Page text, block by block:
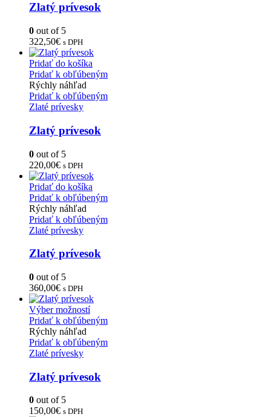
Zlatý prívesok
0 out of 5
322,50€ s DPH
Pridať do košíka
Pridať k obľúbeným
Rýchly náhľad
Pridať k obľúbeným
Zlaté prívesky
Zlatý prívesok
0 out of 5
220,00€ s DPH
Pridať do košíka
Pridať k obľúbeným
Rýchly náhľad
Pridať k obľúbeným
Zlaté prívesky
Zlatý prívesok
0 out of 5
360,00€ s DPH
Výber možností
Pridať k obľúbeným
Rýchly náhľad
Pridať k obľúbeným
Zlaté prívesky
Zlatý prívesok
0 out of 5
150,00€ s DPH